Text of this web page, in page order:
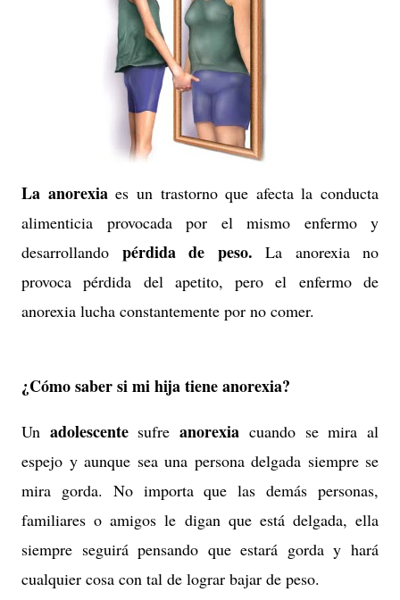
La anorexiaes un trastorno que afecta la conducta
alimenticia provocada por el mismo enfermo y
desarrollando pérdida de peso. La anorexia no
provoca pérdida del apetito, pero el enfermo de
anorexia lucha constantemente por no comer.
¿Cómo saber si mi hija tiene anorexia?
Un adolescentesufreanorexia cuando se mira al
espejo y aunque sea una persona delgada siempre se
mira gorda. No importa que las demás personas,
familiares o amigos le digan que está delgada, ella
siempre seguirá pensando que estará gorda y hará
cualquier cosa con tal de lograr bajar de peso.